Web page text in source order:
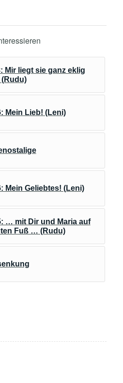
Mir liegt sie ganz eklig
(Rudu)
Mein Lieb! (Leni)
Mein Geliebtes! (Leni)
… mit Dir und Maria auf
Fuß … (Rudu)